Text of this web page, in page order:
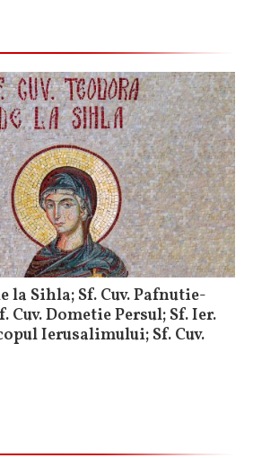
la Sihla; Sf. Cuv. Pafnutie-
Cuv. Dometie Persul; Sf. Ier.
Ierusalimului; Sf. Cuv.